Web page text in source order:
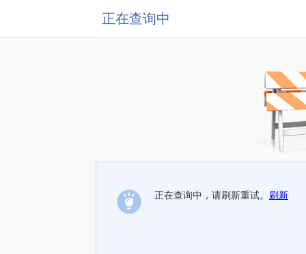
正在查询中
正在查询中，请刷新重试。 刷新